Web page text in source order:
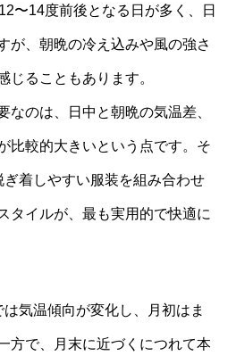
〜14度前後となる日が多く、日
が、朝晩の冷え込みや風の強さ
じることもあります。
なのは、日中と朝晩の気温差、
比較的大きいという点です。そ
着しやすい服装を組み合わせ
タイルが、最も実用的で快適に
気温傾向が変化し、月初はま
方で、月末に近づくにつれて本